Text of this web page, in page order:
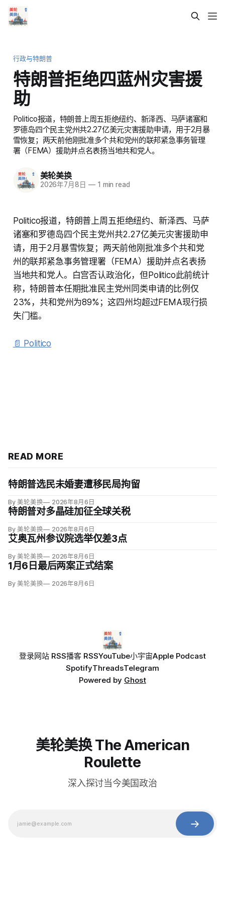
行政与特朗普
特朗普拒绝四蓝州灾害援
助
Politico报道，特朗普上周五拒绝纽约、新泽西、马萨诸塞和
罗德岛四个民主党州共2.27亿美元灾害援助申请，用于2月暴
雪恢复；两天前他刚批准多个共和党州的联邦紧急事务管理
署（FEMA）援助并点名表扬当地共和党人。
美轮美换
2026年7月8日 —1 min read
Politico报道，特朗普上周五拒绝纽约、新泽西、马萨
诸塞和罗德岛四个民主党州共2.27亿美元灾害援助申
请，用于2月暴雪恢复；两天前他刚批准多个共和党
州的联邦紧急事务管理署（FEMA）援助并点名表扬
当地共和党人。白宫否认政治化，但Politico此前统计
称，特朗普本任期批准民主党州同类申请的比例仅
23%，共和党州为89%；这四州均超过FEMA现行损
失门槛。
📄 Politico
READ MORE
特朗普选民未婚妻遭移民局拘留
By 美轮美换 2026年8月6日
特朗普对多晶硅加征全球关税
By 美轮美换 2026年8月6日
艾奥瓦州参议院选举仅差3点
By 美轮美换 2026年8月6日
1月6日最后两案正式结案
By 美轮美换 2026年8月6日
登录网站 RSS播客 RSSYouTube小宇宙Apple Podcast
SpotifyThreadsTelegram
Powered by Ghost
美轮美换 The American
Roulette
深入探讨当今美国政治